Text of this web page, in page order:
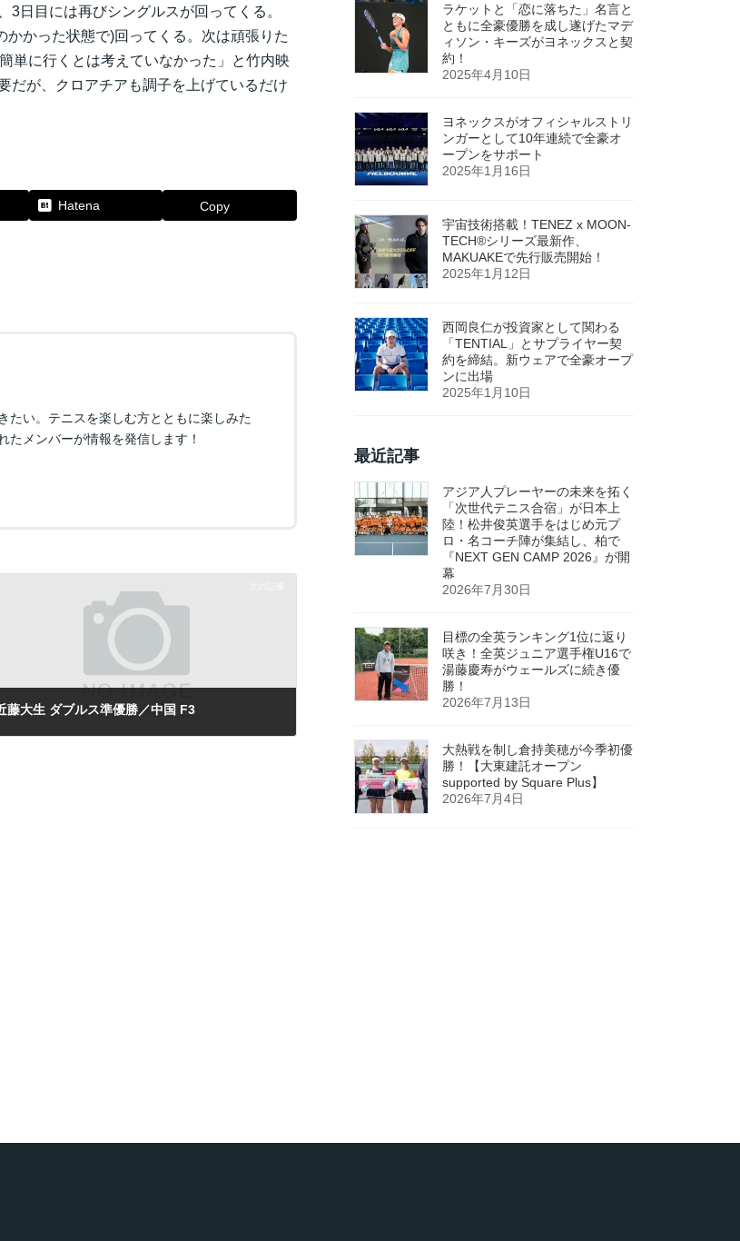
日目には再びシングルスが回ってくる。
かかった状態で)回ってくる。次は頑張りた
単に行くとは考えていなかった」と竹内映
だが、クロアチアも調子を上げているだけ
Hatena Copy
たい。テニスを楽しむ方とともに楽しみた
たメンバーが情報を発信します！
藤大生 ダブルス準優勝／中国 F3
ラケットと「恋に落ちた」名言と
ともに全豪優勝を成し遂げたマデ
ィソン・キーズがヨネックスと契
約！
2025年4月10日
ヨネックスがオフィシャルストリ
ンガーとして10年連続で全豪オ
ープンをサポート
2025年1月16日
宇宙技術搭載！TENEZ x MOON-
TECH®シリーズ最新作、
MAKUAKEで先行販売開始！
2025年1月12日
西岡良仁が投資家として関わる
「TENTIAL」とサプライヤー契
約を締結。新ウェアで全豪オープ
ンに出場
2025年1月10日
最近記事
アジア人プレーヤーの未来を拓く
「次世代テニス合宿」が日本上
陸！松井俊英選手をはじめ元プ
ロ・名コーチ陣が集結し、柏で
『NEXT GEN CAMP 2026』が開
幕
2026年7月30日
目標の全英ランキング1位に返り
咲き！全英ジュニア選手権U16で
湯藤慶寿がウェールズに続き優
勝！
2026年7月13日
大熱戦を制し倉持美穂が今季初優
勝！【大東建託オープン
supported by Square Plus】
2026年7月4日